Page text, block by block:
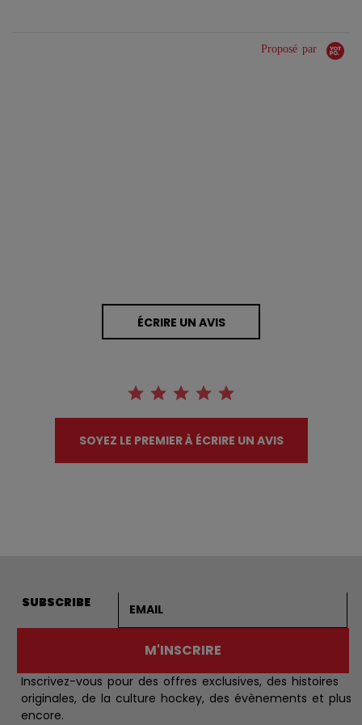
Proposé par
ÉCRIRE UN AVIS
SOYEZ LE PREMIER À ÉCRIRE UN AVIS
SUBSCRIBE
M'INSCRIRE
Inscrivez-vous pour des offres exclusives, des histoires
originales, de la culture hockey, des évènements et plus
encore.